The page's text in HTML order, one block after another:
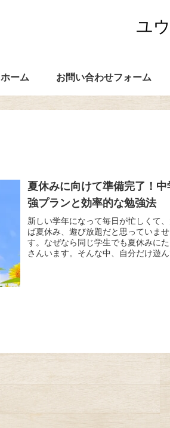
ユ
ホーム お問い合わせフォーム
夏休みに向けて準備完了！
強プランと効率的な勉強法
新しい学年になって毎日が忙しくて
ば夏休み、遊び放題だと思っていま
す。なぜなら同じ学生でも夏休みに
さんいます。そんな中、自分だけ遊